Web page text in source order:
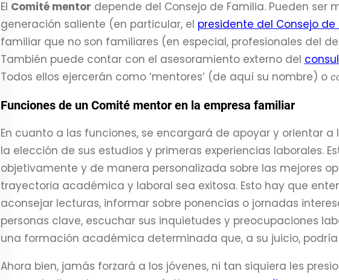
El Comité mentor depende del Consejo de Familia. Pueden ser
generación saliente (en particular, el presidente del Consejo de
familiar que no son familiares (en especial, profesionales del
También puede contar con el asesoramiento externo del
Todos ellos ejercerán como ‘mentores’ (de aquí su nombre) o
Funciones de un Comité mentor en la empresa familiar
En cuanto a las funciones, se encargará de apoyar y orientar
la elección de sus estudios y primeras experiencias laborales.
objetivamente y de manera personalizada sobre las mejores
trayectoria académica y laboral sea exitosa. Esto hay que
aconsejar lecturas, informar sobre ponencias o jornadas
personas clave, escuchar sus inquietudes y preocupaciones
una formación académica determinada que, a su juicio,
Ahora bien, jamás forzará a los jóvenes, ni tan siquiera les